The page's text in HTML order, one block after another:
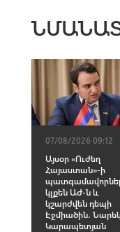
07/08/2026 09:12
Այսօր «Ուժեղ
Հայաստան»-ի
կլքեն ԱԺ-ն և
կշարժվեն դեպի
Էջմիածին․
Կարապետյան